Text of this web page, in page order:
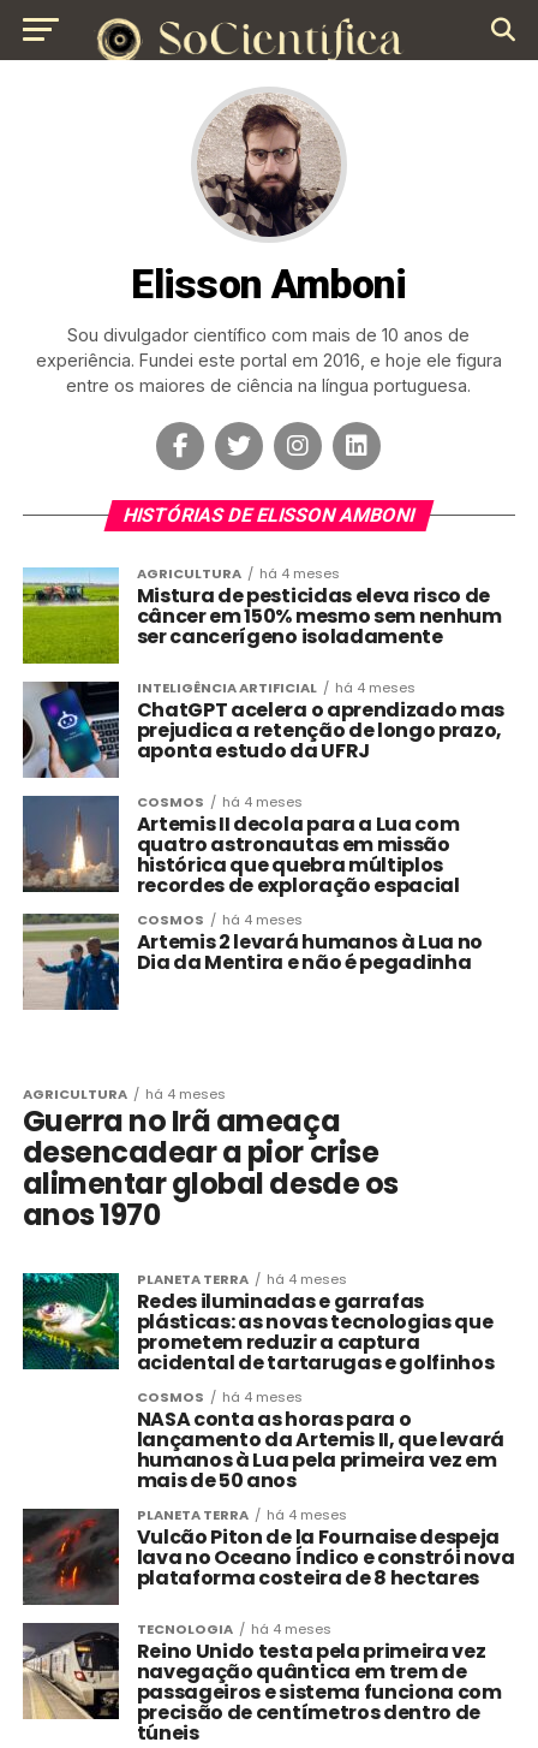
Elisson Amboni
Sou divulgador científico com mais de 10 anos de
experiência. Fundei este portal em 2016, e hoje ele figura
entre os maiores de ciência na língua portuguesa.
HISTÓRIAS DE ELISSON AMBONI
AGRICULTURA há 4 meses
Mistura de pesticidas eleva risco de
câncer em 150% mesmo sem nenhum
ser cancerígeno isoladamente
INTELIGÊNCIA ARTIFICIAL há 4 meses
ChatGPT acelera o aprendizado mas
prejudica a retenção de longo prazo,
aponta estudo da UFRJ
COSMOS há 4 meses
Artemis II decola para a Lua com
quatro astronautas em missão
histórica que quebra múltiplos
recordes de exploração espacial
COSMOS há 4 meses
Artemis 2 levará humanos à Lua no
Dia da Mentira e não é pegadinha
AGRICULTURA há 4 meses
Guerra no Irã ameaça
desencadear a pior crise
alimentar global desde os
anos 1970
PLANETA TERRA há 4 meses
Redes iluminadas e garrafas
plásticas: as novas tecnologias que
prometem reduzir a captura
acidental de tartarugas e golfinhos
COSMOS há 4 meses
NASA conta as horas para o
lançamento da Artemis II, que levará
humanos à Lua pela primeira vez em
mais de 50 anos
PLANETA TERRA há 4 meses
Vulcão Piton de la Fournaise despeja
lava no Oceano Índico e constrói nova
plataforma costeira de 8 hectares
TECNOLOGIA há 4 meses
Reino Unido testa pela primeira vez
navegação quântica em trem de
passageiros e sistema funciona com
precisão de centímetros dentro de
túneis